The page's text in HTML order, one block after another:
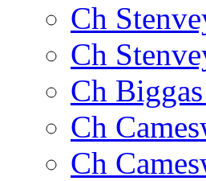
Ch
Ch
Ch
Ch
Ch